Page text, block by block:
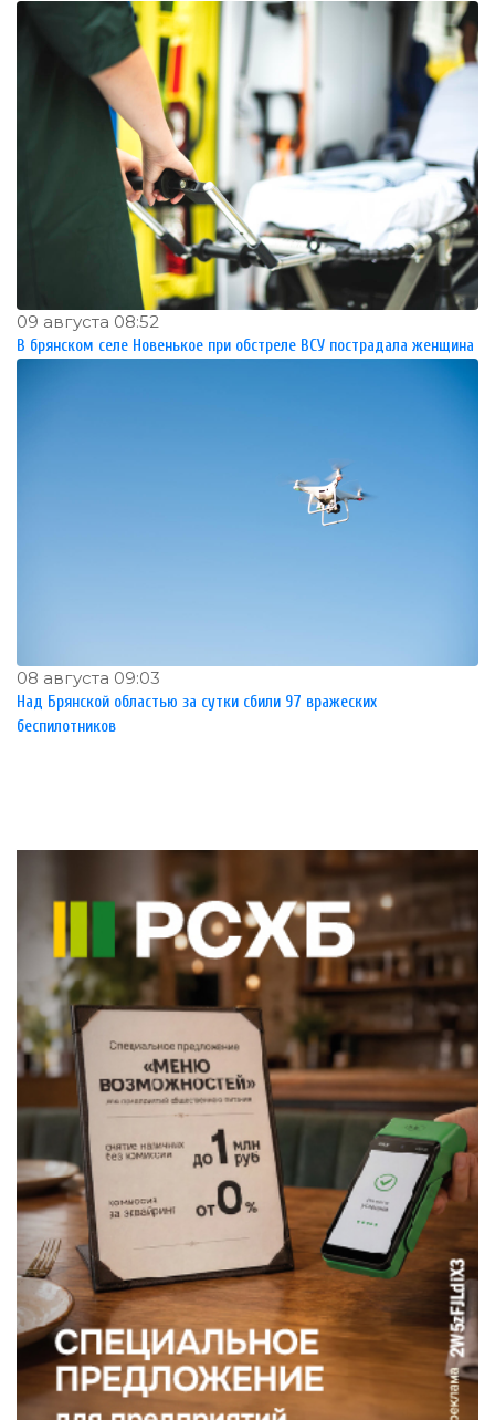
09 августа 08:52
В брянском селе Новенькое при обстреле ВСУ пострадала женщина
08 августа 09:03
Над Брянской областью за сутки сбили 97 вражеских
беспилотников